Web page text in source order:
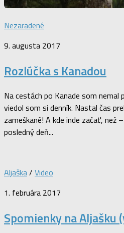
Nezaradené
9. augusta 2017
Rozlúčka s Kanadou
Na cestách po Kanade som nemal
viedol som si denník. Nastal čas
zameškané! A kde inde začať, než
posledný deň...
Aljaška/ Video
1. februára 2017
Spomienky na Aljašku